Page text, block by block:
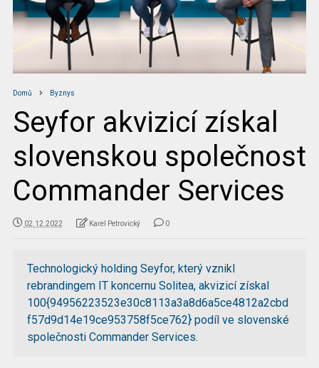
Domů Byznys
Seyfor akvizicí získal
slovenskou společnost
Commander Services
02.12.2022 Karel Petrovický 0
Technologický holding Seyfor, který vznikl
rebrandingem IT koncernu Solitea, akvizicí získal
100{94956223523e30c8113a3a8d6a5ce4812a2cbd
f57d9d14e19ce953758f5ce762} podíl ve slovenské
společnosti Commander Services.